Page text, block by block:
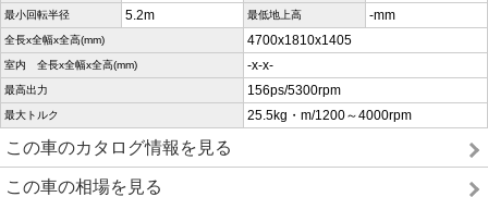
最小回転半径 5.2m 最低地上高 -mm
全長x全幅x全高(mm) 4700x1810x1405
室内 全長x全幅x全高(mm) -x-x-
最高出力 156ps/5300rpm
最大トルク 25.5kg・m/1200～4000rpm
この車のカタログ情報を見る
この車の相場を見る